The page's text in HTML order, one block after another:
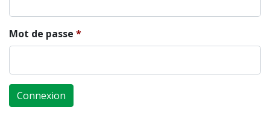
Mot de passe
Connexion